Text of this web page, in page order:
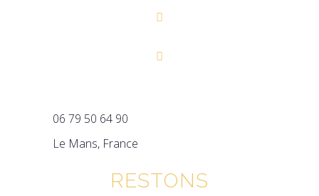
06 79 50 64 90
Le Mans, France
RESTONS